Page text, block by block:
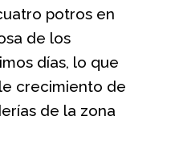
potros en
de los
días, lo que
crecimiento de
de la zona